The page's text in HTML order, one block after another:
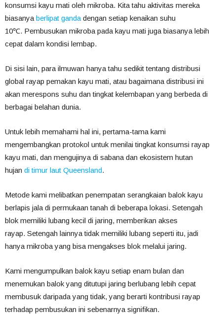
konsumsi kayu mati oleh mikroba. Kita tahu aktivitas mereka
biasanya berlipat ganda dengan setiap kenaikan suhu
10℃. Pembusukan mikroba pada kayu mati juga biasanya lebih
cepat dalam kondisi lembap.
Di sisi lain, para ilmuwan hanya tahu sedikit tentang distribusi
global rayap pemakan kayu mati, atau bagaimana distribusi ini
akan merespons suhu dan tingkat kelembapan yang berbeda di
berbagai belahan dunia.
Untuk lebih memahami hal ini, pertama-tama kami
mengembangkan protokol untuk menilai tingkat konsumsi rayap
kayu mati, dan mengujinya di sabana dan ekosistem hutan
hujan di timur laut Queensland.
Metode kami melibatkan penempatan serangkaian balok kayu
berlapis jala di permukaan tanah di beberapa lokasi. Setengah
blok memiliki lubang kecil di jaring, memberikan akses
rayap. Setengah lainnya tidak memiliki lubang seperti itu, jadi
hanya mikroba yang bisa mengakses blok melalui jaring.
Kami mengumpulkan balok kayu setiap enam bulan dan
menemukan balok yang ditutupi jaring berlubang lebih cepat
membusuk daripada yang tidak, yang berarti kontribusi rayap
terhadap pembusukan ini sebenarnya signifikan.